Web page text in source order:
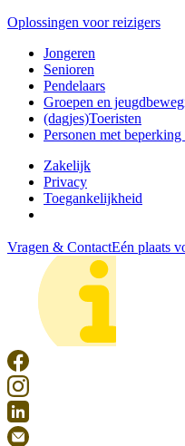
Oplossingen voor reizigers
Jongeren
Senioren
Pendelaars
Groepen en
(dagjes)Toeristen
Personen met
Zakelijk
Privacy
Toegankelijkheid
Vragen & ContactEén plaats